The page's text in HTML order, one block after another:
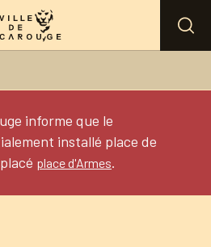
informe que le
installé place de
place d'Armes.